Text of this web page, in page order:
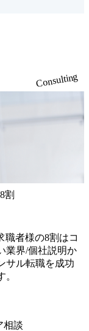
ビジネ
、リー
査分析
くは
、ク
プロ
。 シ
ージ
ジェ
新規
構築や
係発
Consulting
割
職者様の8割はコ
業界/個社説明か
サル転職を成功
相談